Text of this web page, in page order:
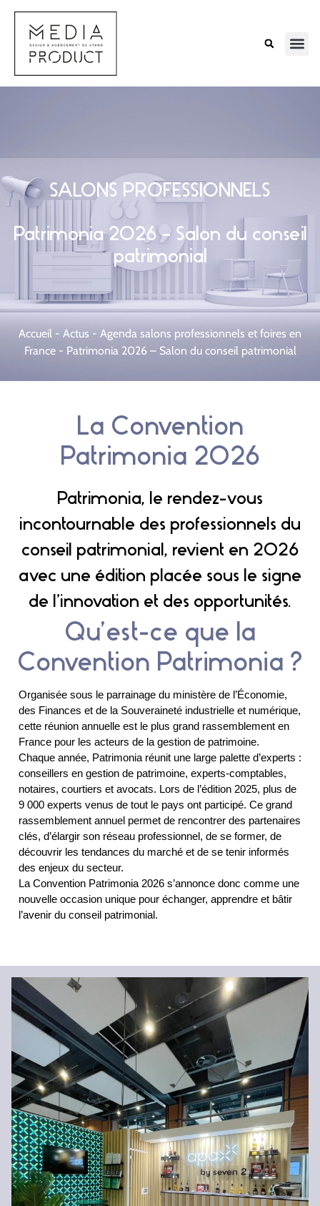
SALONS PROFESSIONNELS
Patrimonia 2026 – Salon du conseil
patrimonial
Accueil - Actus - Agenda salons professionnels et foires en
France- Patrimonia 2026 – Salon du conseil patrimonial
La Convention
Patrimonia 2026
Patrimonia, le rendez-vous
incontournable des professionnels du
conseil patrimonial, revient en 2026
avec une édition placée sous le signe
de l’innovation et des opportunités.
Qu’est-ce que la
Convention Patrimonia ?
Organisée sous le parrainage du ministère de l’Économie,
des Finances et de la Souveraineté industrielle et numérique,
cette réunion annuelle est le plus grand rassemblement en
France pour les acteurs de la gestion de patrimoine.
Chaque année, Patrimonia réunit une large palette d’experts :
conseillers en gestion de patrimoine, experts-comptables,
notaires, courtiers et avocats. Lors de l’édition 2025, plus de
9 000 experts venus de tout le pays ont participé. Ce grand
rassemblement annuel permet de rencontrer des partenaires
clés, d’élargir son réseau professionnel, de se former, de
découvrir les tendances du marché et de se tenir informés
des enjeux du secteur.
La Convention Patrimonia 2026 s’annonce donc comme une
nouvelle occasion unique pour échanger, apprendre et bâtir
l’avenir du conseil patrimonial.